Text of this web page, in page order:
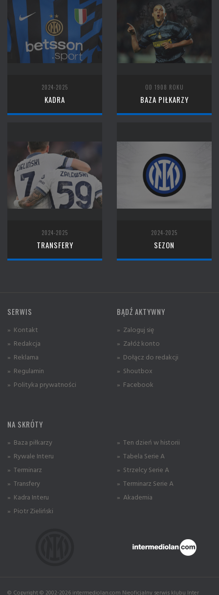
2024-2025
KADRA
OD 1908 ROKU
BAZA PIŁKARZY
2024-2025
TRANSFERY
2024-2025
SEZON
SERWIS
» Kontakt
» Redakcja
» Reklama
» Regulamin
» Polityka prywatności
BĄDŹ AKTYWNY
» Zaloguj się
» Załóż konto
» Dołącz do redakcji
» Shoutbox
» Facebook
NA SKRÓTY
» Baza piłkarzy
» Rywale Interu
» Terminarz
» Transfery
» Kadra Interu
» Piotr Zieliński
» Ten dzień w historii
» Tabela Serie A
» Strzelcy Serie A
» Terminarz Serie A
» Akademia
© Copyright © 2002-2026 intermediolan.com Nieoficjalny serwis klubu Inter